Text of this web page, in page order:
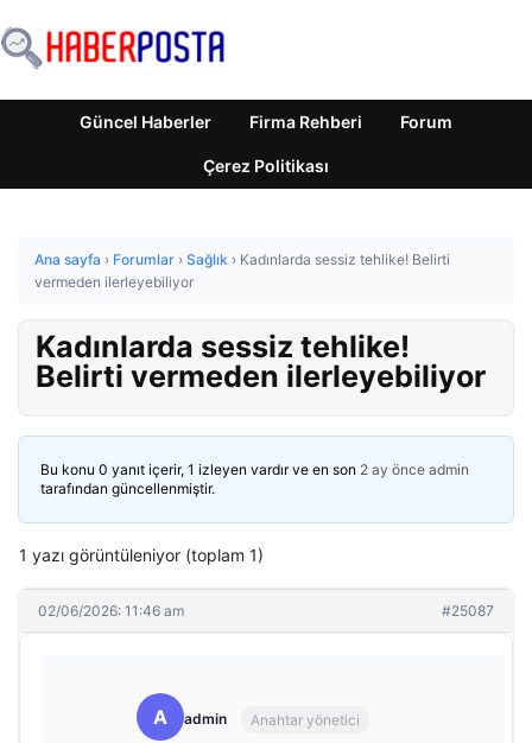
Güncel Haberler Firma Rehberi Forum
Çerez Politikası
Ana sayfa › Forumlar › Sağlık › Kadınlarda sessiz tehlike! Belirti
vermeden ilerleyebiliyor
Kadınlarda sessiz tehlike!
Belirti vermeden ilerleyebiliyor
Bu konu 0 yanıt içerir, 1 izleyen vardır ve en son 2 ay önce admin
tarafından güncellenmiştir.
1 yazı görüntüleniyor (toplam 1)
02/06/2026: 11:46 am #25087
A admin Anahtar yönetici